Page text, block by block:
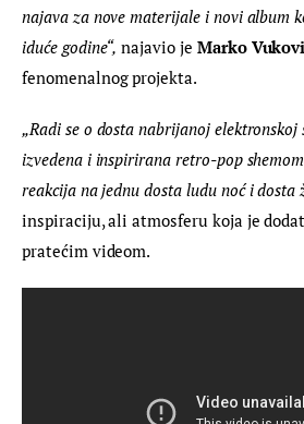
najava za nove materijale i novi album
iduće godine“, najavio je Marko
fenomenalnog projekta.
„Radi se o dosta nabrijanoj elektronskoj
izvedena i inspirirana retro-pop
reakcija na jednu dosta ludu noć i dosta
inspiraciju, ali atmosferu koja je
pratećim videom.